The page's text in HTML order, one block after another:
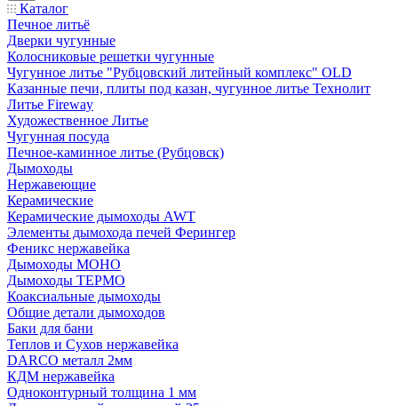
Каталог
Печное литьё
Дверки чугунные
Колосниковые решетки чугунные
Чугунное литье "Рубцовский литейный комплекс" OLD
Казанные печи, плиты под казан, чугунное литье Технолит
Литье Fireway
Художественное Литье
Чугунная посуда
Печное-каминное литье (Рубцовск)
Дымоходы
Нержавеющие
Керамические
Керамические дымоходы AWT
Элементы дымохода печей Ферингер
Феникс нержавейка
Дымоходы МОНО
Дымоходы ТЕРМО
Коаксиальные дымоходы
Общие детали дымоходов
Баки для бани
Теплов и Сухов нержавейка
DARCO металл 2мм
КДМ нержавейка
Одноконтурный толщина 1 мм